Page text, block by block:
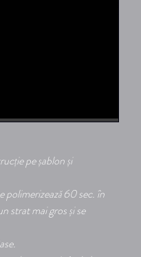
pe șablon și
polimerizează 60 sec. în
strat mai gros și se